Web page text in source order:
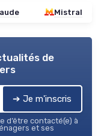
Mistral
de
➔ Je m'inscris
d’être contacté(e) à
et ses